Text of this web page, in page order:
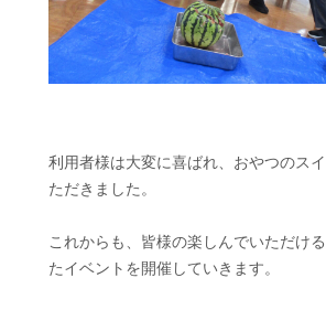
利用者様は大変に喜ばれ、おやつのス
ただきました。
これからも、皆様の楽しんでいただけ
たイベントを開催していきます。